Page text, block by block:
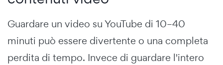
Guardare un video su YouTube di 10–40
minuti può essere divertente o una completa
perdita di tempo. Invece di guardare l'intero